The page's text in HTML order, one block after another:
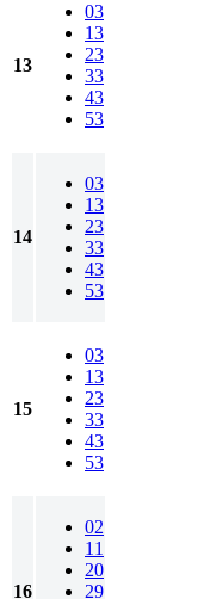
13
03
13
23
33
43
53
14
03
13
23
33
43
53
15
03
13
23
33
43
53
16
02
11
20
29